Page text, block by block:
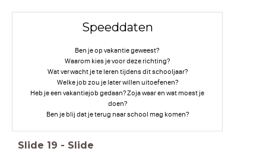
Speeddaten
Ben je op vakantie geweest?
Waarom kies je voor deze richting?
Wat verwacht je te leren tijdens dit schooljaar?
Welke job zou je later willen uitoefenen?
Heb je een vakantiejob gedaan? Zoja waar en wat moest je
doen?
Ben je blij dat je terug naar school mag komen?
Slide 19 - Slide